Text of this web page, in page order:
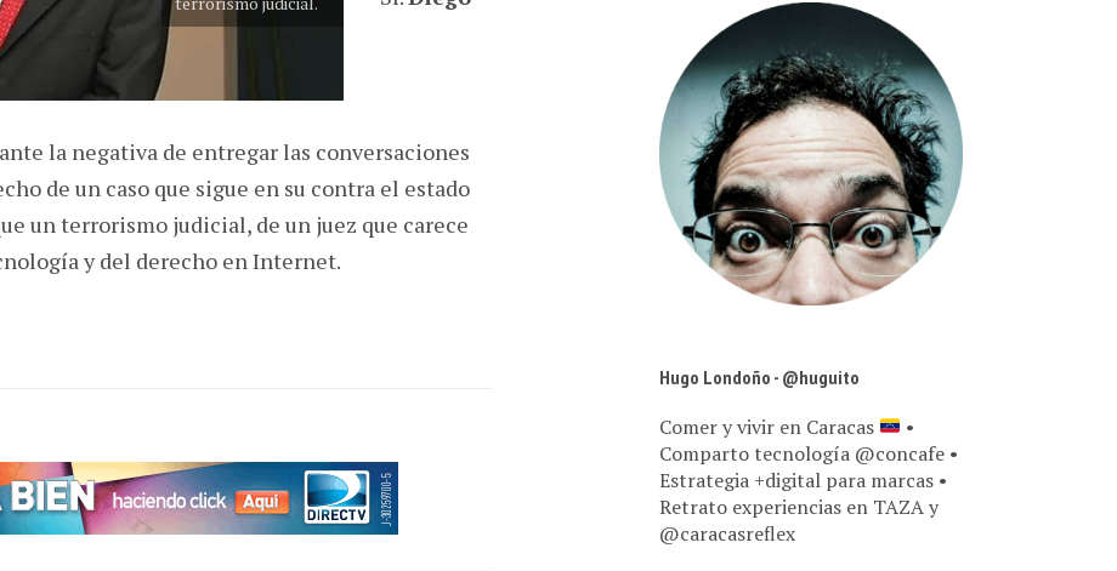
la negativa de entregar las conversaciones
de un caso que sigue en su contra el estado
un terrorismo judicial, de un juez que carece
y del derecho en Internet.
Hugo Londoño - @huguito
Comer y vivir en Caracas
•
Comparto tecnología @concafe •
Estrategia +digital para marcas •
Retrato experiencias en TAZA y
@caracasreflex